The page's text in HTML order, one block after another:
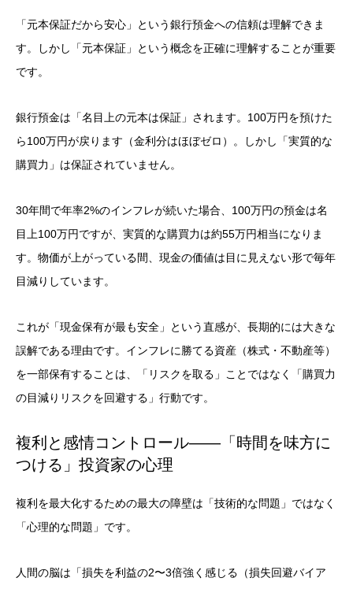
「元本保証だから安心」という銀行預金への信頼は理解できま
す。しかし「元本保証」という概念を正確に理解することが重要
です。
銀行預金は「名目上の元本は保証」されます。100万円を預けた
ら100万円が戻ります（金利分はほぼゼロ）。しかし「実質的な
購買力」は保証されていません。
30年間で年率2%のインフレが続いた場合、100万円の預金は名
目上100万円ですが、実質的な購買力は約55万円相当になりま
す。物価が上がっている間、現金の価値は目に見えない形で毎年
目減りしています。
これが「現金保有が最も安全」という直感が、長期的には大きな
誤解である理由です。インフレに勝てる資産（株式・不動産等）
を一部保有することは、「リスクを取る」ことではなく「購買力
の目減りリスクを回避する」行動です。
複利と感情コントロール——「時間を味方に
つける」投資家の心理
複利を最大化するための最大の障壁は「技術的な問題」ではなく
「心理的な問題」です。
人間の脳は「損失を利益の2〜3倍強く感じる（損失回避バイア